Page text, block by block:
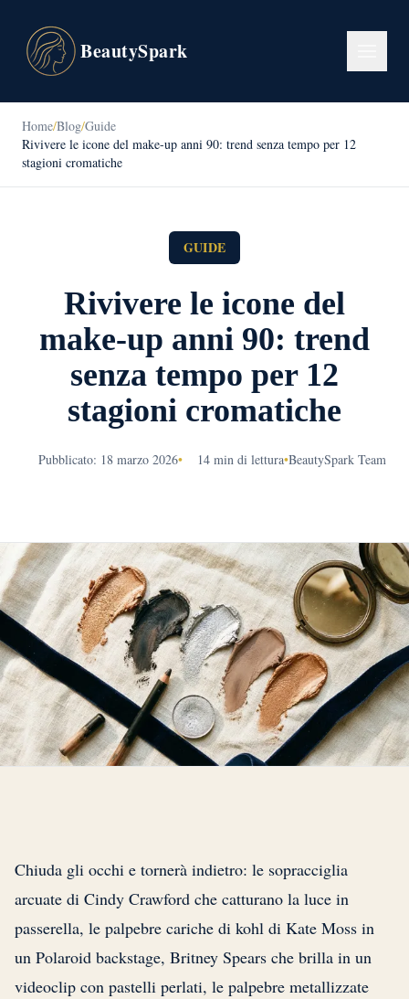
BeautySpark
Home/Blog/Guide
Rivivere le icone del make-up anni 90: trend senza tempo per 12
stagioni cromatiche
GUIDE
Rivivere le icone del
make-up anni 90: trend
senza tempo per 12
stagioni cromatiche
Pubblicato: 18 marzo 2026• 14 min di lettura•BeautySpark Team
Chiuda gli occhi e tornerà indietro: le sopracciglia
arcuate di Cindy Crawford che catturano la luce in
passerella, le palpebre cariche di kohl di Kate Moss in
un Polaroid backstage, Britney Spears che brilla in un
videoclip con pastelli perlati, le palpebre metallizzate